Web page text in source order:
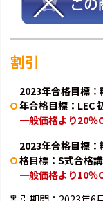
割引
2023年合格目標
年合格目標：LEC
一般価格より20％
2023年合格目標
格目標：S式合格
一般価格より10％